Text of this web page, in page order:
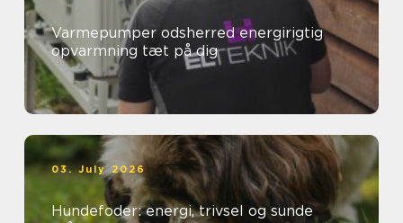
Varmepumper odsherred energirigtig
opvarmning tæt på dig
03. July 2026
Hundefoder: energi, trivsel og sunde